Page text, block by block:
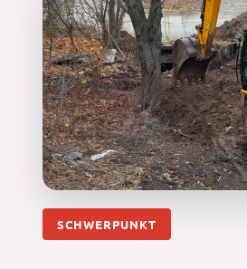
SCHWERPUNKT